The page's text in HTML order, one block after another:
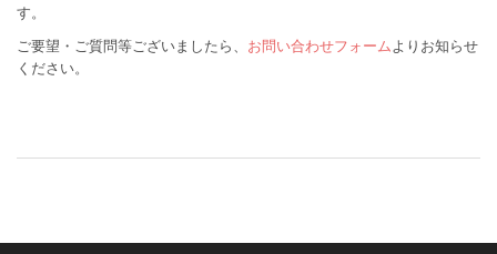
す。
ご要望・ご質問等ございましたら、 お問い合わせフォームよりお知らせ
ください。